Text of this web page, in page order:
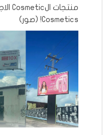
Cosmetics! (صور)